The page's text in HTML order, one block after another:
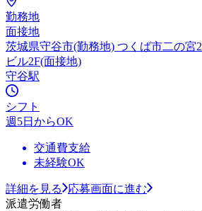
勤務地
面接地
茨城県守谷市(勤務地) つくば市二の宮
ビル2F(面接地)
守谷駅
シフト
週5日からOK
交通費支給
未経験OK
詳細を見る
応募画面に進む
派遣労働者